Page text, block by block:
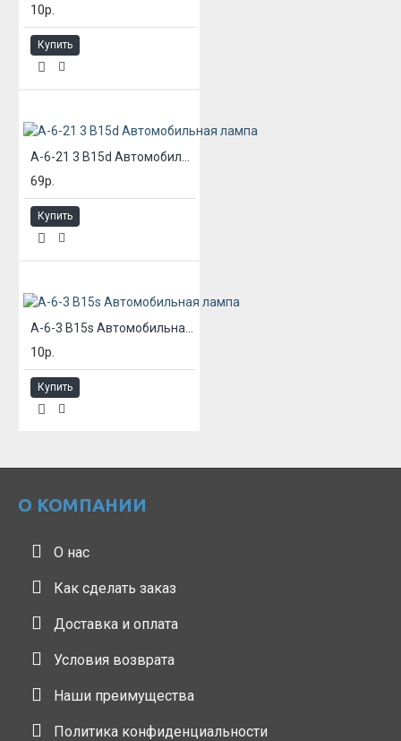
10р.
Купить
69р.
Купить
10р.
Купить
О КОМПАНИИ
О нас
Как сделать заказ
Доставка и оплата
Условия возврата
Наши преимущества
Политика конфиденциальности